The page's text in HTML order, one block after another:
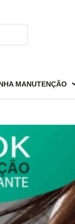
MANUTENÇÃO